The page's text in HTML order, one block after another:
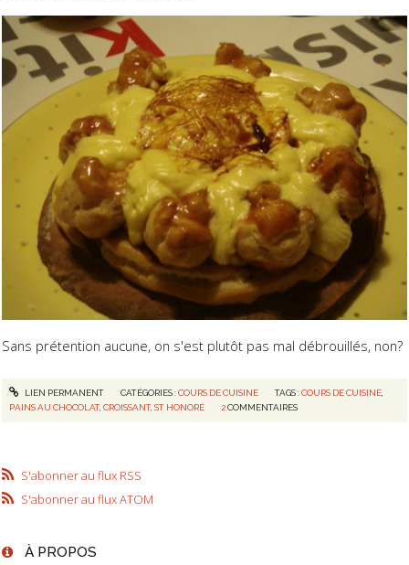
S'abonner au flux RSS
S'abonner au flux ATOM
À PROPOS
Sans prétention aucune, on s'est plutôt pas mal débrouillés, non?
LIEN PERMANENT CATÉGORIES :COURS DE CUISINE TAGS :COURS DE CUISINE
PAINS AU CHOCOLAT,CROISSANT,ST HONORÉ 2 COMMENTAIRES